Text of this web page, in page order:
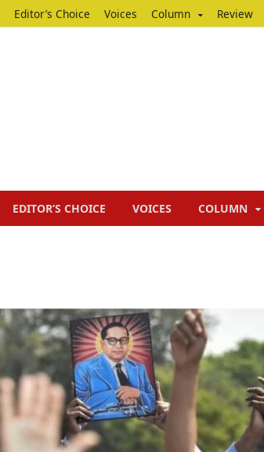
Editor’s Choice Voices Column Review
EDITOR’S CHOICE VOICES COLUMN